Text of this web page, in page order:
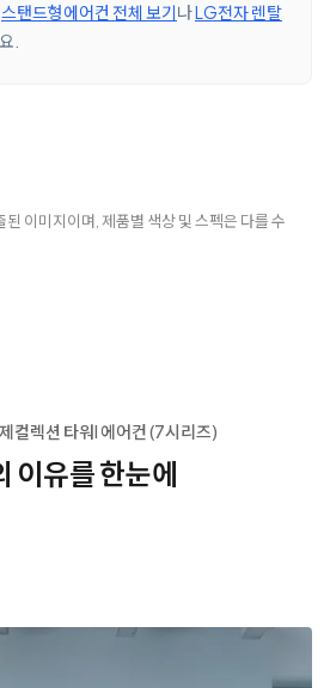
스탠드형에어컨 전체 보기나LG전자 렌탈
.
이미지이며, 제품별 색상 및 스펙은 다를 수
컬렉션 타워I 에어컨 (7시리즈)
이유를 한눈에